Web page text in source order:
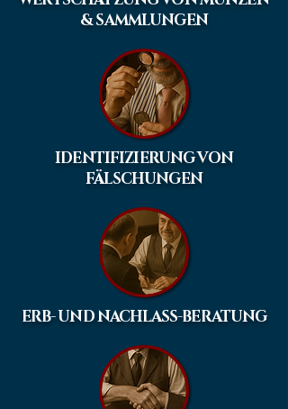
& SAMMLUNGEN
IDENTIFIZIERUNG VON
FÄLSCHUNGEN
ERB- UND NACHLASS-BERATUNG